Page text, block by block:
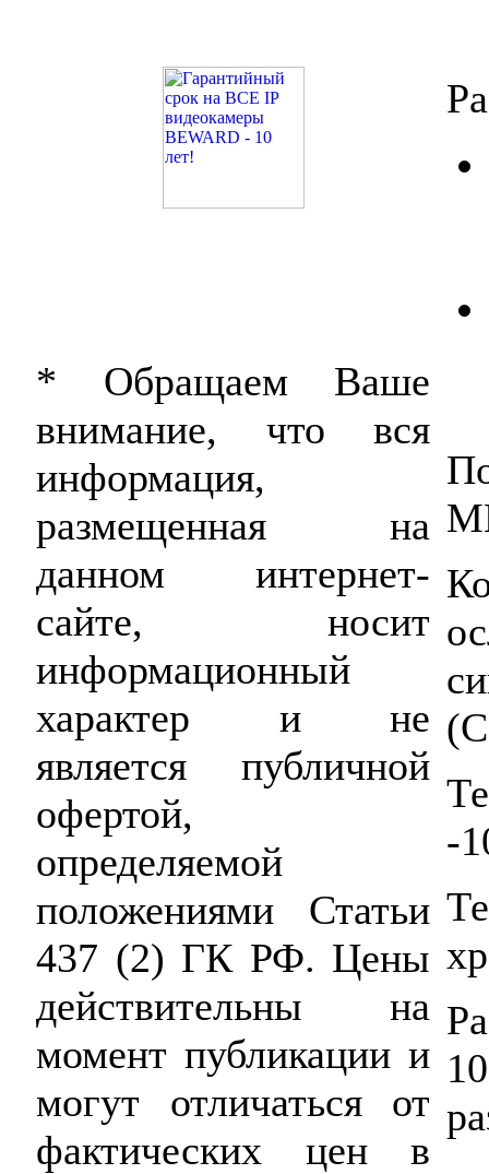
* Обращаем Ваше
внимание, что вся
информация,
размещенная на
данном интернет-
сайте, носит
информационный
характер и не
является публичной
офертой,
определяемой
положениями Статьи
437 (2) ГК РФ. Цены
действительны на
момент публикации и
могут отличаться от
фактических цен в
-